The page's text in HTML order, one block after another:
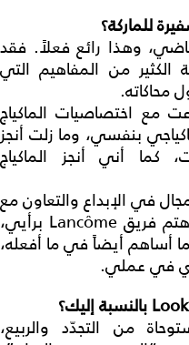
للماركة؟
وهذا رائع فعلاً. فقد
من المفاهيم التي
محاكاته.
مع اختصاصيات الماكياج
بنفسي، وما زلت أنجز
كما أني أنجز الماكياج
في الإبداع والتعاون مع
Lancôme في المستقبل. لقد اهتم فريق Lancôme برأيي،
أساهم أيضاً في ما أفعله،
في عملي.
بالنسبة إليك؟
من التجدّد والربيع،